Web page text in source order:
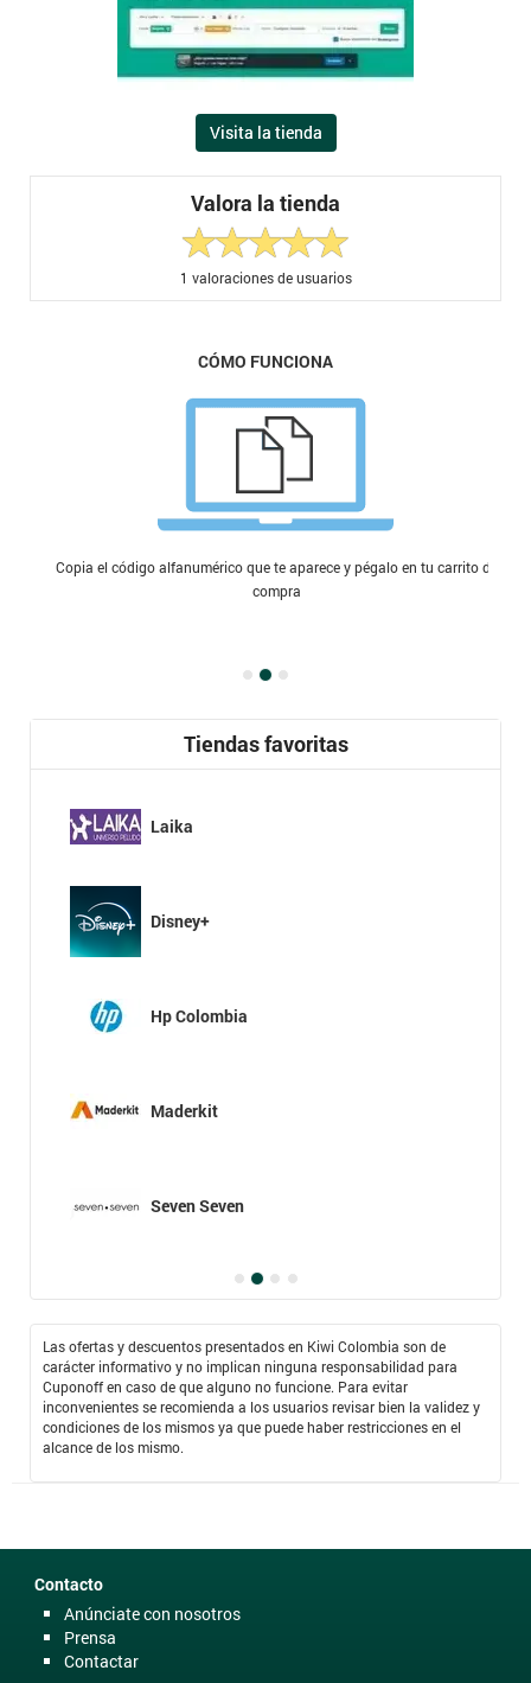
Visita la tienda
Valora la tienda
1 valoraciones de usuarios
CÓMO FUNCIONA
Copia el código alfanumérico que te aparece y pégalo en tu carrito de
compra
Tiendas favoritas
Laika
Disney+
Hp Colombia
Maderkit
Seven Seven
Las ofertas y descuentos presentados en Kiwi Colombia son de
carácter informativo y no implican ninguna responsabilidad para
Cuponoff en caso de que alguno no funcione. Para evitar
inconvenientes se recomienda a los usuarios revisar bien la validez y
condiciones de los mismos ya que puede haber restricciones en el
alcance de los mismo.
Contacto
Anúnciate con nosotros
Prensa
Contactar